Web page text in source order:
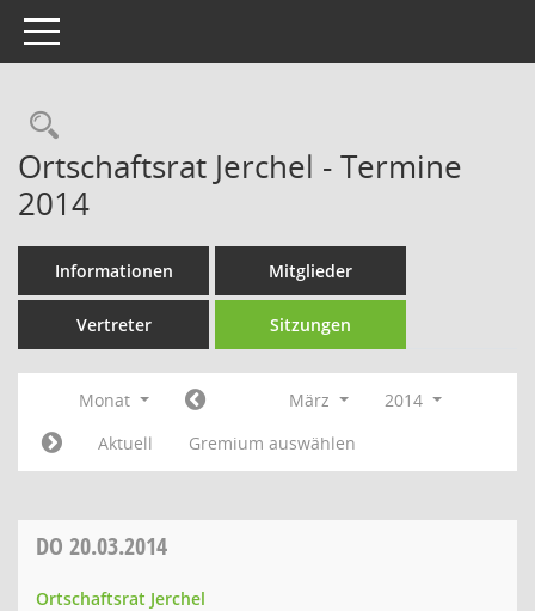
Toggle navigation
Rechercheauswahl
Ortschaftsrat Jerchel - Termine
2014
Informationen Mitglieder
Vertreter Sitzungen
Monat März
2014
Aktuell
Gremium auswählen
DO 20.03.2014
Ortschaftsrat Jerchel